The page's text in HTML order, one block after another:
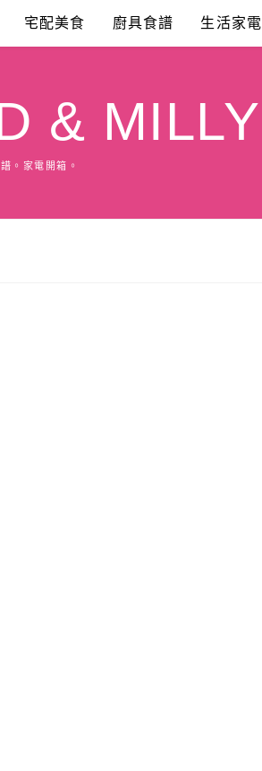
宅配美食 廚具食譜 生活家電
& MILLY
。家電開箱。